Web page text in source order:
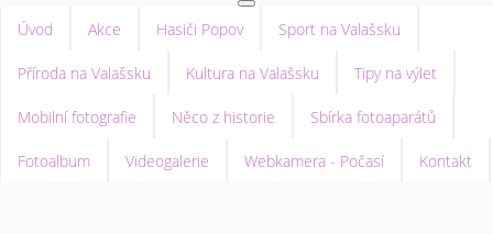
Úvod Akce Hasiči Popov Sport na Valašsku
Příroda na Valašsku Kultura na Valašsku Tipy na výlet
Mobilní fotografie Něco z historie Sbírka fotoaparátů
Fotoalbum Videogalerie Webkamera - Počasí Kontakt